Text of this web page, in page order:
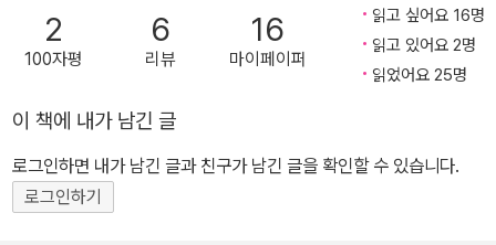
후자 쪽이 진실에 가깝다는 것이다. 『삐에르와 장』은 그러한 점에서
‘객관성 소설이론’으로 분석되는 텍스트라 할 수 있다. 그러나 「소설」
에서 모빠상이 근본적으로 선언하고자 하는 바는, 세상에 존재하는
는 것이다. 이론이란 끊임없이 새로운 경지를 개척하는 작품을 따르
는 것이지, 결코 작품보다 앞장서 서 갈 수는 없다며, 문학 이데올로기
에 작품을 가두려는 비평가들에게 경고를 보내는 것이 이 소설론의
2
100자평
6
리뷰
16
마이페이퍼
읽고 싶어요 16명
읽고 있어요 2명
읽었어요 25명
이 책에 내가 남긴 글
로그인하면 내가 남긴 글과 친구가 남긴 글을 확인할 수 있습니다.
로그인하기